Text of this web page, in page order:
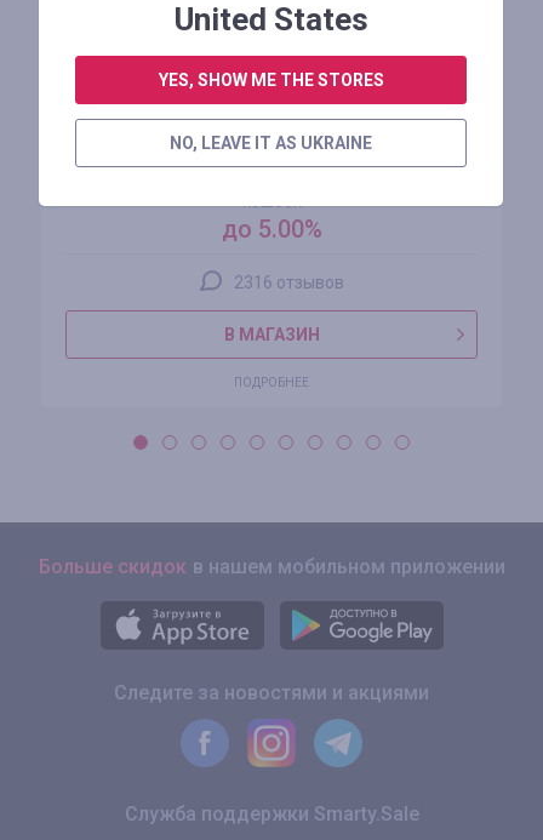
AliExpress
до 5.00%
2316 отзывов
В МАГАЗИН
ПОДРОБНЕЕ
Больше скидок в нашем мобильном приложении
Следите за новостями и акциями
Служба поддержки Smarty.Sale
United States
YES, SHOW ME THE STORES
NO, LEAVE IT AS UKRAINE